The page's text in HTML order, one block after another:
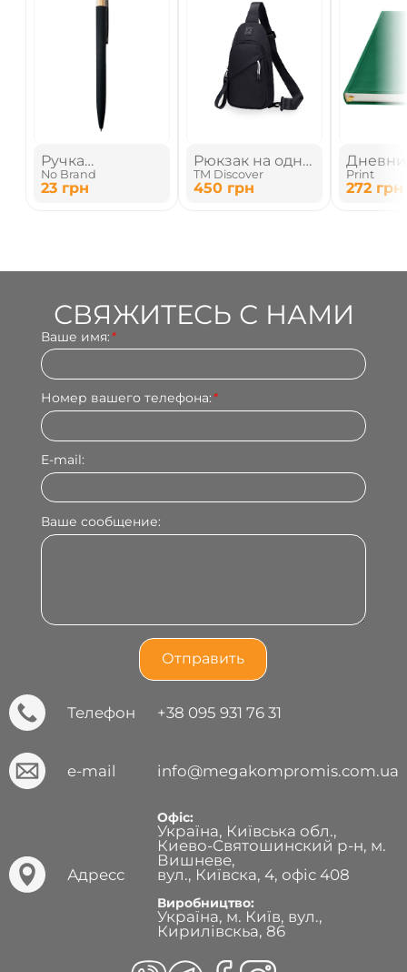
Ручка
металлическая
шариковая
No Brand
23 грн
Рюкзак на одно
плечо
TM Discover
450 грн
Print
272 грн
СВЯЖИТЕСЬ С НАМИ
Ваше имя:*
Номер вашего телефона:*
E-mail:
Ваше сообщение:
Телефон +38 095 931 76 31
e-mail info@megakompromis.com.ua
Адресс
Офіс:
Україна, Київська обл.,
Киево-Святошинский р-н, м.
Вишневе,
вул., Київска, 4, офіс 408
Виробництво:
Україна, м. Київ, вул.,
Кирилівскьа, 86